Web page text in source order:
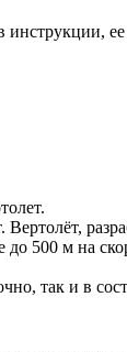
Вертолёт,
500 м на
так и в